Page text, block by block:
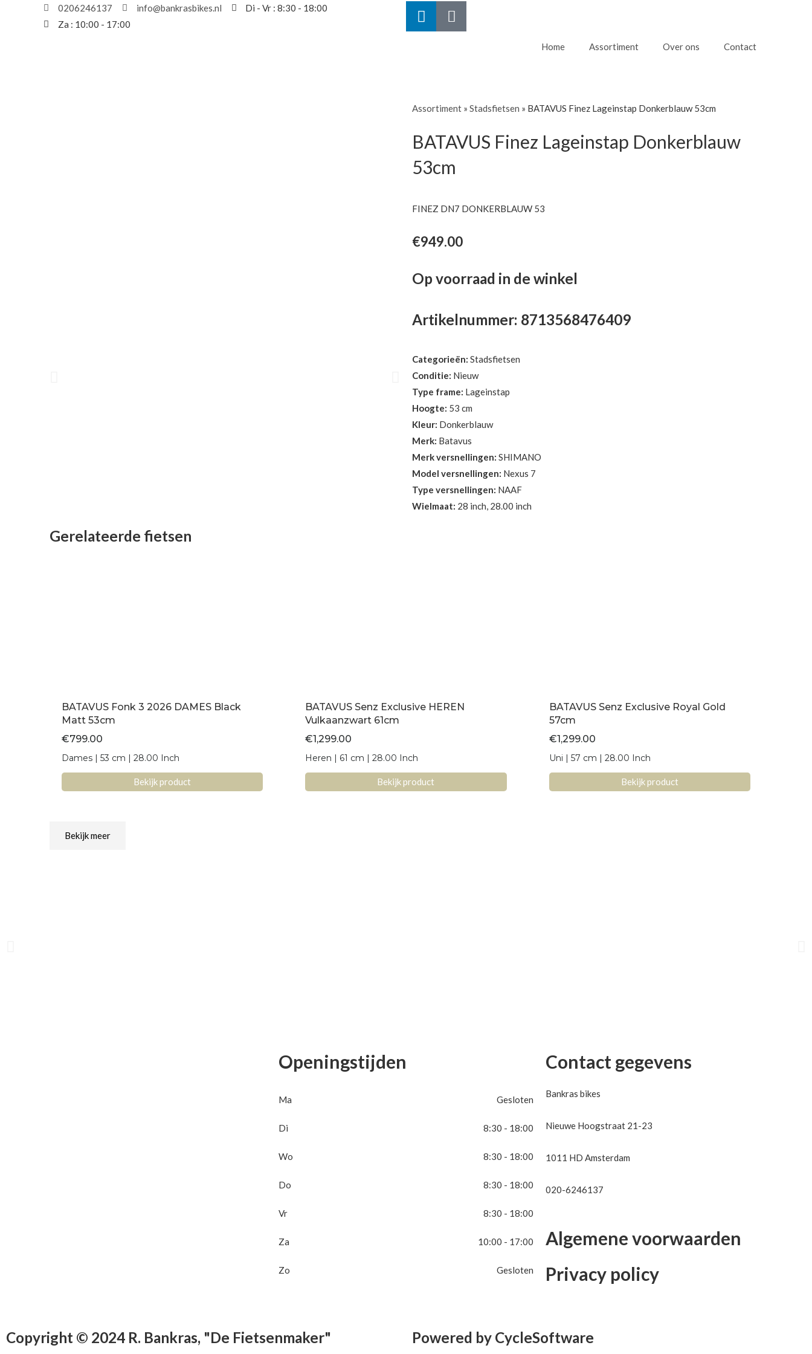
0206246137 info@bankrasbikes.nl
Di - Vr : 8:30 - 18:00
Za : 10:00 - 17:00
L
i
n
B
i
Home Assortiment Over ons Contact
Assortiment » Stadsfietsen » BATAVUS Finez Lageinstap Donkerblauw 53cm
BATAVUS Finez Lageinstap Donkerblauw
53cm
FINEZ DN7 DONKERBLAUW 53
€949.00
Op voorraad in de winkel
Artikelnummer: 8713568476409
Categorieën: Stadsfietsen
Conditie: Nieuw
Type frame: Lageinstap
Hoogte: 53 cm
Kleur: Donkerblauw
Merk: Batavus
Merk versnellingen: SHIMANO
Model versnellingen: Nexus 7
Type versnellingen: NAAF
Wielmaat: 28 inch, 28.00 inch
Gerelateerde fietsen
BATAVUS Fonk 3 2026 DAMES Black
Matt 53cm
€799.00
Dames | 53 cm | 28.00 Inch
Bekijk product
BATAVUS Senz Exclusive HEREN
Vulkaanzwart 61cm
€1,299.00
Heren | 61 cm | 28.00 Inch
Bekijk product
BATAVUS Senz Exclusive Royal Gold
57cm
€1,299.00
Uni | 57 cm | 28.00 Inch
Bekijk product
Bekijk meer
Openingstijden
Ma Gesloten
Di 8:30 - 18:00
Wo 8:30 - 18:00
Do 8:30 - 18:00
Vr 8:30 - 18:00
Za 10:00 - 17:00
Zo Gesloten
Contact gegevens
Bankras bikes
Nieuwe Hoogstraat 21-23
1011 HD Amsterdam
020-6246137
Algemene voorwaarden
Privacy policy
Copyright © 2024 R. Bankras, "De Fietsenmaker" Powered by CycleSoftware